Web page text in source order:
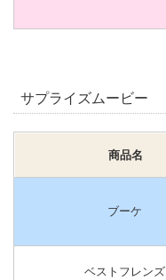
サプライズムービー
商品名
ブーケ
ベストフレンズ